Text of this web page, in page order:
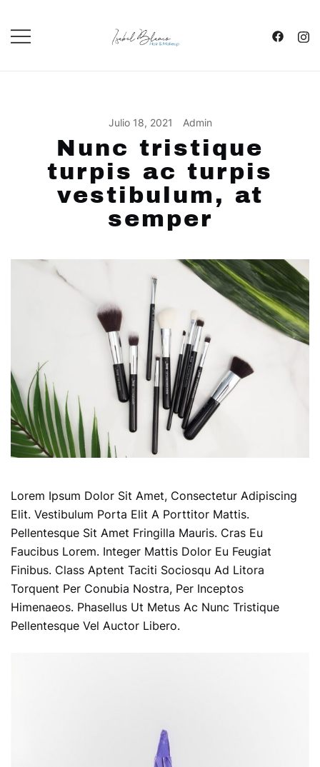
Contenido
Julio 18, 2021 Admin
Nunc tristique
turpis ac turpis
vestibulum, at
semper
Lorem Ipsum Dolor Sit Amet, Consectetur Adipiscing
Elit. Vestibulum Porta Elit A Porttitor Mattis.
Pellentesque Sit Amet Fringilla Mauris. Cras Eu
Faucibus Lorem. Integer Mattis Dolor Eu Feugiat
Finibus. Class Aptent Taciti Sociosqu Ad Litora
Torquent Per Conubia Nostra, Per Inceptos
Himenaeos. Phasellus Ut Metus Ac Nunc Tristique
Pellentesque Vel Auctor Libero.